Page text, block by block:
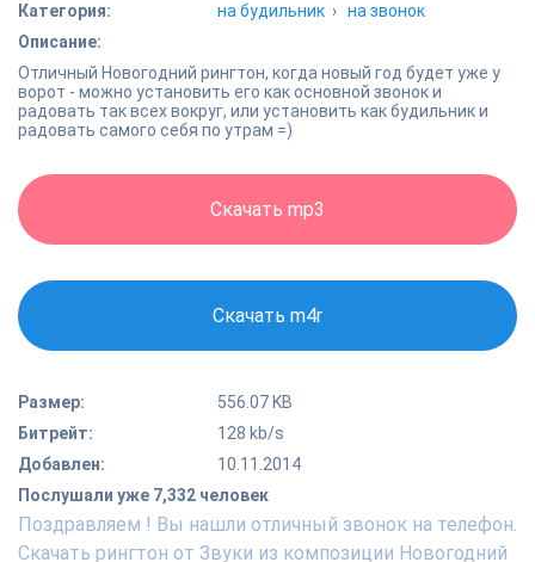
Категория:
на будильник ›на звонок
Описание:
Отличный Новогодний рингтон, когда новый год будет уже у
ворот - можно установить его как основной звонок и
радовать так всех вокруг, или установить как будильник и
радовать самого себя по утрам =)
Скачать mp3
Скачать m4r
Размер:
556.07 KB
Битрейт:
128 kb/s
Добавлен:
10.11.2014
Послушали уже 7,332 человек
Поздравляем ! Вы нашли отличный звонок на телефон.
Скачать рингтон от Звуки из композиции Новогодний